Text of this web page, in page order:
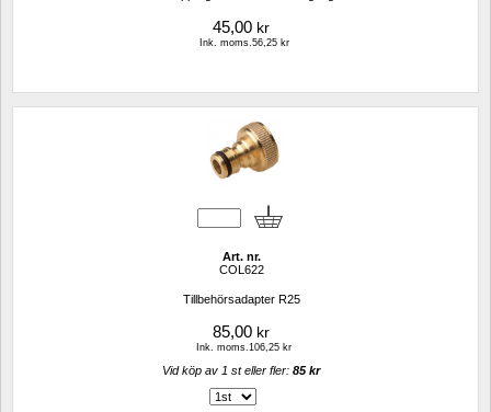
45,00 kr
Ink. moms.56,25 kr
Art. nr.
COL622
Tillbehörsadapter R25
85,00 kr
Ink. moms.106,25 kr
Vid köp av 1 st eller fler: 85 kr